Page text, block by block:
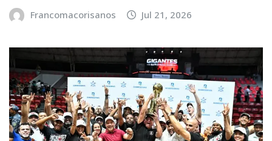
Francomacorisanos Jul 21, 2026